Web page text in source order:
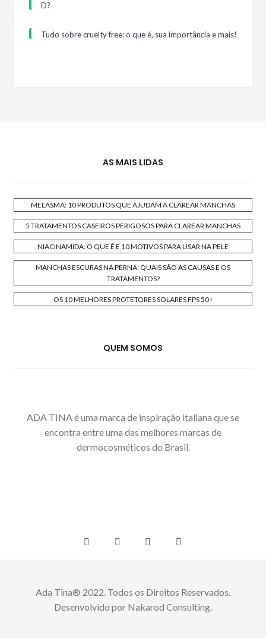
D?
Tudo sobre cruelty free: o que é, sua importância e mais!
AS MAIS LIDAS
MELASMA: 10 PRODUTOS QUE AJUDAM A CLAREAR MANCHAS
5 TRATAMENTOS CASEIROS PERIGOSOS PARA CLAREAR MANCHAS
NIACINAMIDA: O QUE É E 10 MOTIVOS PARA USAR NA PELE
MANCHAS ESCURAS NA PERNA: QUAIS SÃO AS CAUSAS E OS
TRATAMENTOS?
OS 10 MELHORES PROTETORES SOLARES FPS 50+
QUEM SOMOS
ADA TINA é uma marca de inspiração italiana que se
encontra entre uma das melhores marcas de
dermocosméticos do Brasil.
Ada Tina® 2022. Todos os Direitos Reservados.
Desenvolvido por Nakarod Consulting.